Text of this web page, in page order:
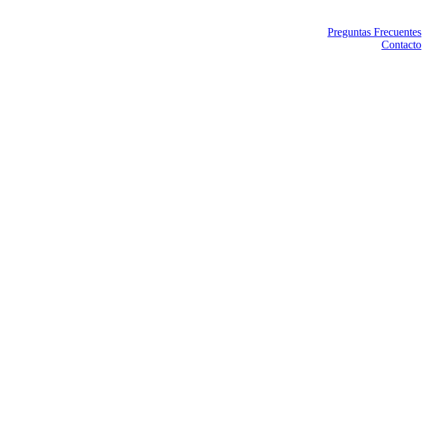
Preguntas Frecuentes
Contacto